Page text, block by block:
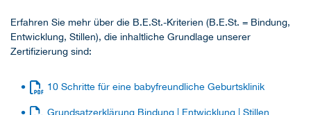
Erfahren Sie mehr über die B.E.St.-Kriterien (B.E.St. = Bindung,
Entwicklung, Stillen), die inhaltliche Grundlage unserer
Zertifizierung sind:
10 Schritte für eine babyfreundliche Geburtsklinik
Grundsatzerklärung Bindung | Entwicklung | Stillen